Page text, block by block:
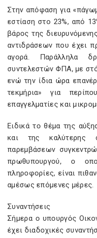
Στην απόφαση για
εστίαση στο 23%, από
βάρος της
αντιδράσεων που έχει
αγορά. Παράλληλα
συντελεστών ΦΠΑ, με
ενώ την ίδια ώρα
τεκμήρια» για
επαγγελματίες και
Ειδικά το θέμα της
και της καλύτερης
παρεμβάσεων
πρωθυπουργού, ο
πληροφορίες, είναι
αμέσως επόμενες μέρες.
Συναντήσεις
Σήμερα ο υπουργός
έχει διαδοχικές